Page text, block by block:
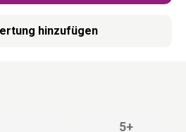
hinzufügen
5+